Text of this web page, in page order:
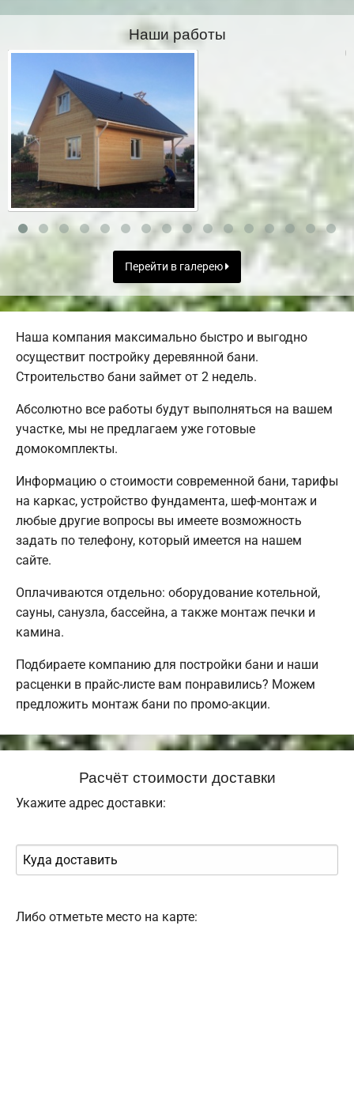
Наши работы
Перейти в галерею
Наша компания максимально быстро и выгодно
осуществит постройку деревянной бани.
Строительство бани займет от 2 недель.
Абсолютно все работы будут выполняться на вашем
участке, мы не предлагаем уже готовые
домокомплекты.
Информацию о стоимости современной бани, тарифы
на каркас, устройство фундамента, шеф-монтаж и
любые другие вопросы вы имеете возможность
задать по телефону, который имеется на нашем
сайте.
Оплачиваются отдельно: оборудование котельной,
сауны, санузла, бассейна, а также монтаж печки и
камина.
Подбираете компанию для постройки бани и наши
расценки в прайс-листе вам понравились? Можем
предложить монтаж бани по промо-акции.
Расчёт стоимости доставки
Укажите адрес доставки:
Либо отметьте место на карте: